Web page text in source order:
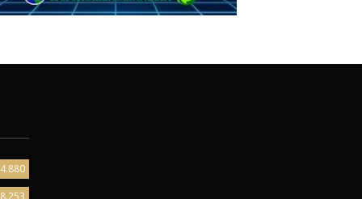
8.253